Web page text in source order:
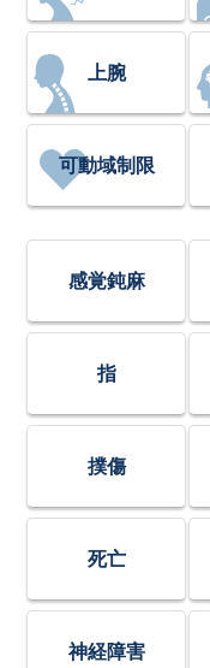
上腕
可動域制限
感覚鈍麻
指
撲傷
死亡
神経障害